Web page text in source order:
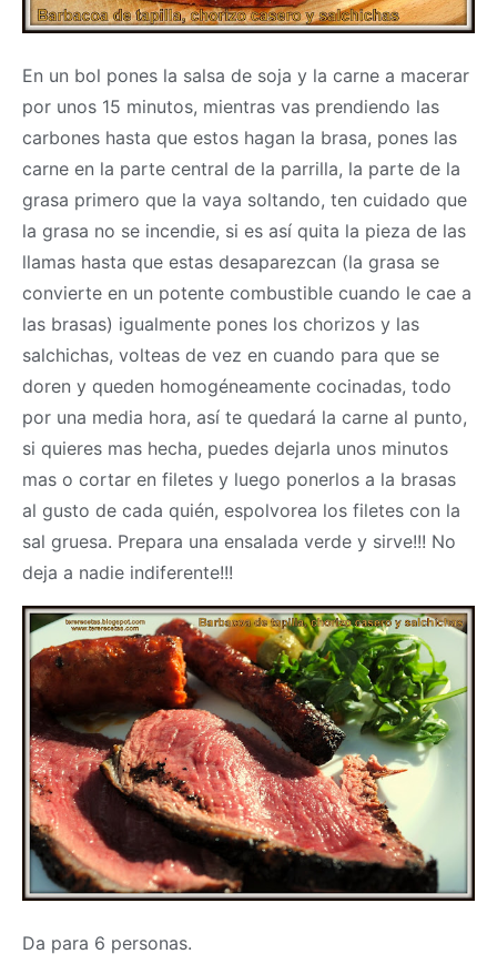
En un bol pones la salsa de soja y la carne a macerar
por unos 15 minutos, mientras vas prendiendo las
carbones hasta que estos hagan la brasa, pones las
carne en la parte central de la parrilla, la parte de la
grasa primero que la vaya soltando, ten cuidado que
la grasa no se incendie, si es así quita la pieza de las
llamas hasta que estas desaparezcan (la grasa se
convierte en un potente combustible cuando le cae a
las brasas) igualmente pones los chorizos y las
salchichas, volteas de vez en cuando para que se
doren y queden homogéneamente cocinadas, todo
por una media hora, así te quedará la carne al punto,
si quieres mas hecha, puedes dejarla unos minutos
mas o cortar en filetes y luego ponerlos a la brasas
al gusto de cada quién, espolvorea los filetes con la
sal gruesa. Prepara una ensalada verde y sirve!!! No
deja a nadie indiferente!!!
Da para 6 personas.